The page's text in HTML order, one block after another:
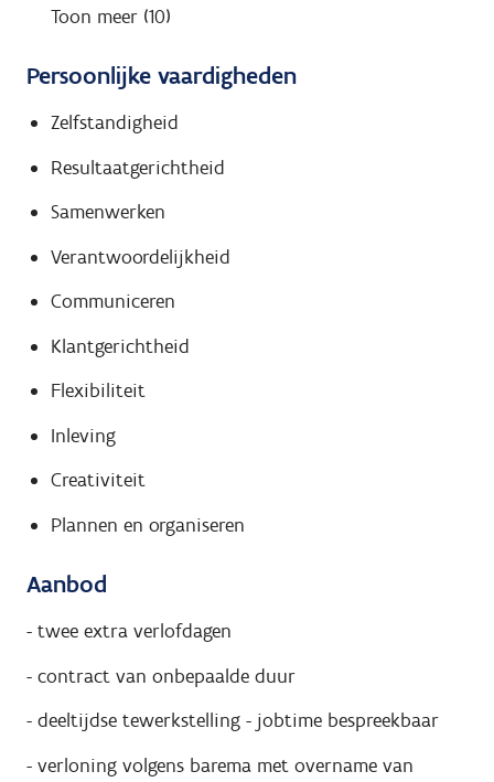
Toon meer (10)
Persoonlijke vaardigheden
Zelfstandigheid
Resultaatgerichtheid
Samenwerken
Verantwoordelijkheid
Communiceren
Klantgerichtheid
Flexibiliteit
Inleving
Creativiteit
Plannen en organiseren
Aanbod
- twee extra verlofdagen
- contract van onbepaalde duur
- deeltijdse tewerkstelling - jobtime bespreekbaar
- verloning volgens barema met overname van